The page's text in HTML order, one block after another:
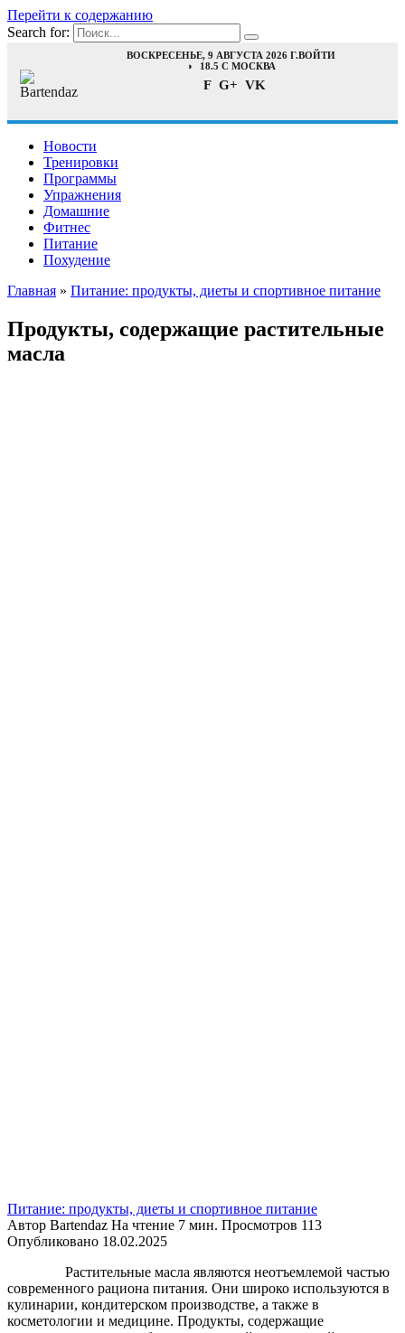
Перейти к содержанию
Search for:
ВОСКРЕСЕНЬЕ, 9 АВГУСТА 2026 Г.ВОЙТИ
18.5 C МОСКВА
F G+ VK
Новости
Тренировки
Программы
Упражнения
Домашние
Фитнес
Питание
Похудение
Главная » Питание: продукты, диеты и спортивное питание
Продукты, содержащие растительные
масла
Питание: продукты, диеты и спортивное питание
Автор Bartendaz На чтение 7 мин. Просмотров 113
Опубликовано 18.02.2025
Растительные масла являются неотъемлемой частью
современного рациона питания. Они широко используются в
кулинарии, кондитерском производстве, а также в
косметологии и медицине. Продукты, содержащие